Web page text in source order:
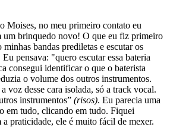
Moises, no meu primeiro contato eu
um brinquedo novo! O que eu fiz primeiro
bandas prediletas e escutar os
pensava: "quero escutar essa bateria
consegui identificar o que o baterista
o volume dos outros instrumentos.
voz desse cara isolada, só a track vocal.
instrumentos” (risos). Eu parecia uma
em tudo, clicando em tudo. Fiquei
a praticidade, ele é muito fácil de mexer.